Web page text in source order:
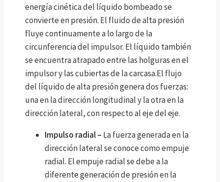
energía cinética del líquido bombeado se
convierte en presión. El fluido de alta presión
fluye continuamente a lo largo de la
circunferencia del impulsor. El líquido también
se encuentra atrapado entre las holguras en el
impulsor y las cubiertas de la carcasa.El flujo
del líquido de alta presión genera dos fuerzas:
una en la dirección longitudinal y la otra en la
dirección lateral, con respecto al eje del eje.
Impulso radial – La fuerza generada en la
dirección lateral se conoce como empuje
radial. El empuje radial se debe a la
diferente generación de presión en la